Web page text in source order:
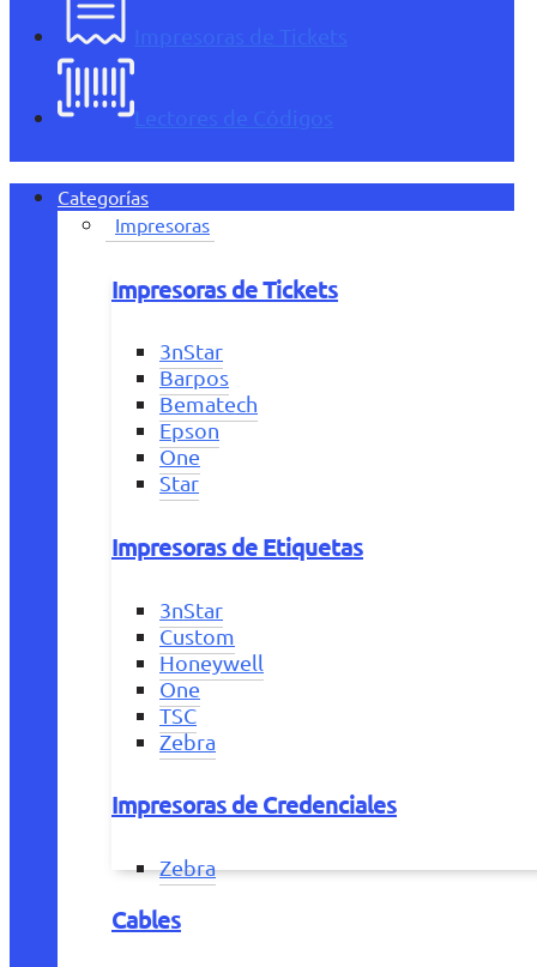
Impresoras de Tickets
Lectores de Códigos
Categorías
Impresoras
Impresoras de Tickets
3nStar
Barpos
Bematech
Epson
One
Star
Impresoras de Etiquetas
3nStar
Custom
Honeywell
One
TSC
Zebra
Impresoras de Credenciales
Zebra
Cables